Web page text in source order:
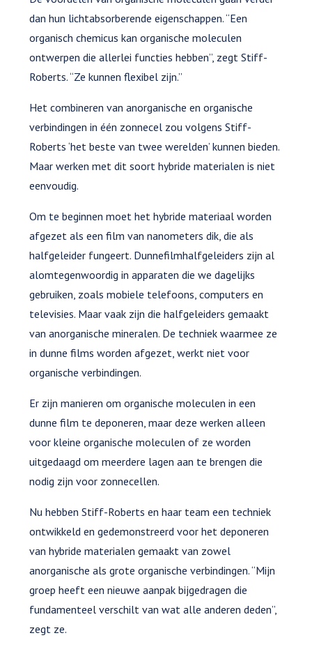
dan hun lichtabsorberende eigenschappen. “Een
organisch chemicus kan organische moleculen
ontwerpen die allerlei functies hebben”, zegt Stiff-
Roberts. “Ze kunnen flexibel zijn.”
Het combineren van anorganische en organische
verbindingen in één zonnecel zou volgens Stiff-
Roberts ‘het beste van twee werelden’ kunnen bieden.
Maar werken met dit soort hybride materialen is niet
eenvoudig.
Om te beginnen moet het hybride materiaal worden
afgezet als een film van nanometers dik, die als
halfgeleider fungeert. Dunnefilmhalfgeleiders zijn al
alomtegenwoordig in apparaten die we dagelijks
gebruiken, zoals mobiele telefoons, computers en
televisies. Maar vaak zijn die halfgeleiders gemaakt
van anorganische mineralen. De techniek waarmee ze
in dunne films worden afgezet, werkt niet voor
organische verbindingen.
Er zijn manieren om organische moleculen in een
dunne film te deponeren, maar deze werken alleen
voor kleine organische moleculen of ze worden
uitgedaagd om meerdere lagen aan te brengen die
nodig zijn voor zonnecellen.
Nu hebben Stiff-Roberts en haar team een techniek
ontwikkeld en gedemonstreerd voor het deponeren
van hybride materialen gemaakt van zowel
anorganische als grote organische verbindingen. “Mijn
groep heeft een nieuwe aanpak bijgedragen die
fundamenteel verschilt van wat alle anderen deden”,
zegt ze.